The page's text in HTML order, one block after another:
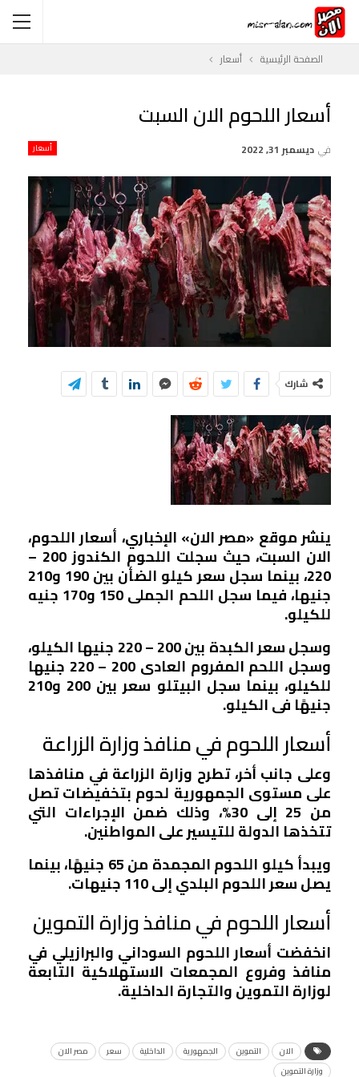
الصفحة الرئيسية أسعار
أسعار اللحوم الان السبت
أسعار في ديسمبر 31, 2022
شارك
ينشر موقع «مصر الان» الإخباري، أسعار اللحوم،
الان السبت، حيث سجلت اللحوم الكندوز 200 –
220، بينما سجل سعر كيلو الضأن بين 190 و210
جنيها، فيما سجل اللحم الجملى 150 و170 جنيه
للكيلو.
وسجل سعر الكبدة بين 200 – 220 جنيها الكيلو،
وسجل اللحم المفروم العادى 200 – 220 جنيها
للكيلو، بينما سجل البيتلو سعر بين 200 و210
جنيهًا فى الكيلو.
أسعار اللحوم في منافذ وزارة الزراعة
وعلى جانب أخر، تطرح وزارة الزراعة في منافذها
على مستوى الجمهورية لحوم بتخفيضات تصل
من 25 إلى 30%، وذلك ضمن الإجراءات التي
تتخذها الدولة للتيسير على المواطنين.
ويبدأ كيلو اللحوم المجمدة من 65 جنيهًا، بينما
يصل سعر اللحوم البلدي إلى 110 جنيهات.
أسعار اللحوم في منافذ وزارة التموين
انخفضت أسعار اللحوم السوداني والبرازيلي في
منافذ وفروع المجمعات الاستهلاكية التابعة
لوزارة التموين والتجارة الداخلية.
الان التموين الجمهورية الداخلية سعر
مصر الان
وزارة التموين